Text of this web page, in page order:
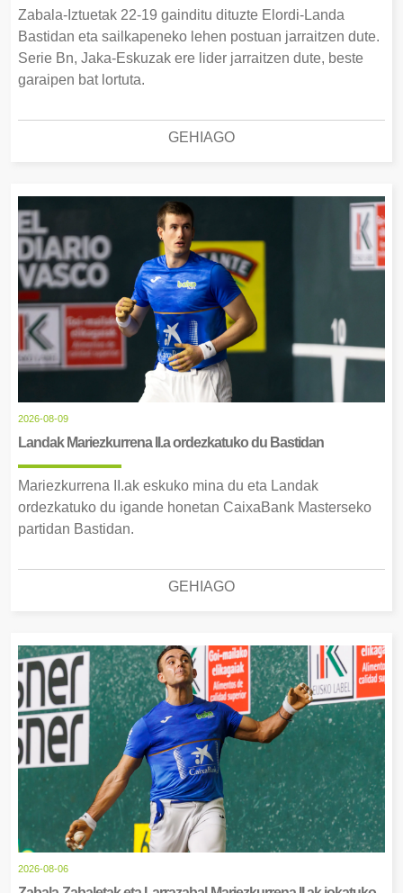
Zabala-Iztuetak 22-19 gainditu dituzte Elordi-Landa
Bastidan eta sailkapeneko lehen postuan jarraitzen dute.
Serie Bn, Jaka-Eskuzak ere lider jarraitzen dute, beste
garaipen bat lortuta.
GEHIAGO
2026-08-09
Landak Mariezkurrena II.a ordezkatuko du Bastidan
Mariezkurrena II.ak eskuko mina du eta Landak
ordezkatuko du igande honetan CaixaBank Masterseko
partidan Bastidan.
GEHIAGO
2026-08-06